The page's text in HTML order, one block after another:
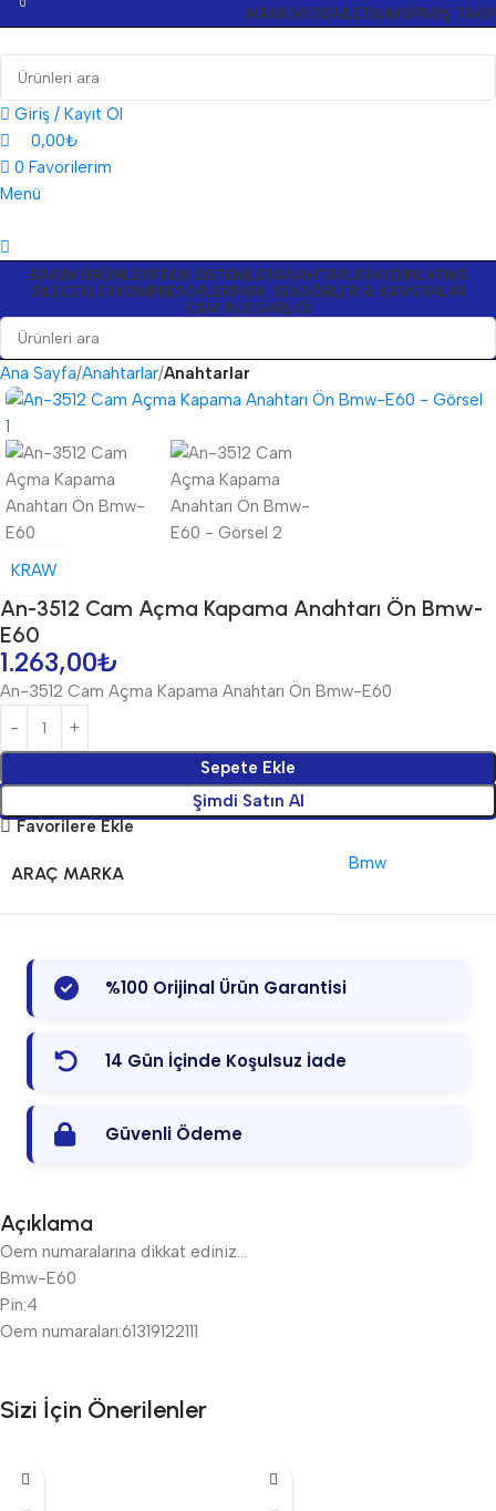
HAKKIMIZDAİLETIŞIM SIPARIŞ TAKIP
Giriş / Kayıt Ol
0
0,00₺
0 Favorilerim
Menü
BAKIM ÜRÜNLERIFREN SISTEMLERIANAHTARLARAYDINLATMA
SILECEKLERKOMPRESÖRLERPARK SENSÖRLERI & KAMERALAR
CAM RÜZGARLIĞI
Ana Sayfa Anahtarlar Anahtarlar
KRAW
An-3512 Cam Açma Kapama Anahtarı Ön Bmw-
E60
1.263,00₺
An-3512 Cam Açma Kapama Anahtarı Ön Bmw-E60
Sepete Ekle
Şimdi Satın Al
Favorilere Ekle
ARAÇ MARKA Bmw
%100 Orijinal Ürün Garantisi
14 Gün İçinde Koşulsuz İade
Güvenli Ödeme
Açıklama
Oem numaralarına dikkat ediniz…
Bmw-E60
Pin:4
Oem numaraları:61319122111
Sizi İçin Önerilenler